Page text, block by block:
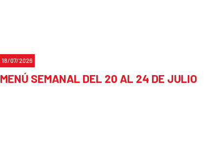
18/07/2026
MENÚ SEMANAL DEL 20 AL 24 DE JULIO